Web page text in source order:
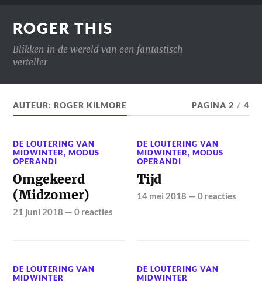
ROGER THIS
Blikken in de wereld van een fantastisch
verteller
AUTEUR:ROGER KILMORE PAGINA 2 / 4
DE LOUTERING VAN
MIDWINTER,MODUS
OPERANDI
Omgekeerd
(Midzomer)
21 juni 2018 —0 reacties
DE LOUTERING VAN
MIDWINTER,MODUS
OPERANDI
Tijd
14 mei 2018 —0 reacties
DE LOUTERING VAN
MIDWINTER
DE LOUTERING VAN
MIDWINTER